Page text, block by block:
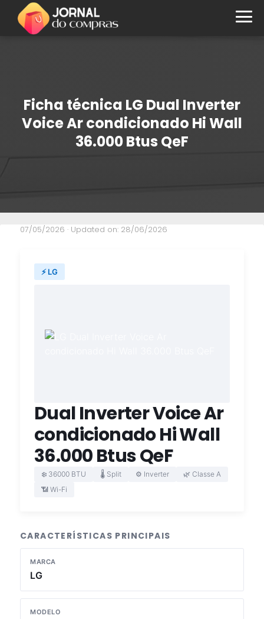
Ficha técnica LG Dual Inverter
Voice Ar condicionado Hi Wall
36.000 Btus QeF
07/05/2026 · Updated on: 28/06/2026
⚡ LG
Dual Inverter Voice Ar
condicionado Hi Wall
36.000 Btus QeF
❄️ 36000 BTU 🌡️ Split ⚙️ Inverter
🌿 Classe A
📶 Wi-Fi
CARACTERÍSTICAS PRINCIPAIS
MARCA
LG
MODELO